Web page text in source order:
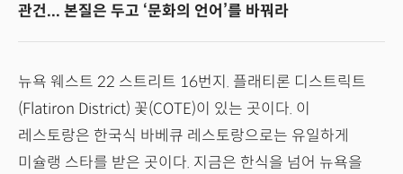
관건... 본질은 두고 ‘문화의 언어’를 바꿔라
뉴욕 웨스트 22 스트리트 16번지. 플래티론 디스트릭트
(Flatiron District) 꽃(COTE)이 있는 곳이다. 이
레스토랑은 한국식 바베큐 레스토랑으로는 유일하게
미슐랭 스타를 받은 곳이다. 지금은 한식을 넘어 뉴욕을